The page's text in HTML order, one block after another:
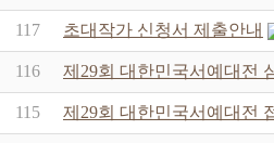
117 초대작가 신청서 제출안내
116 제29회 대한민국서예대전
115 제29회 대한민국서예대전